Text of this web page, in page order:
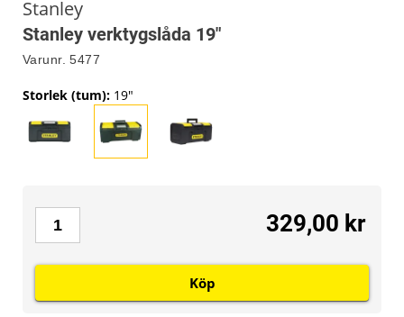
Stanley
Stanley verktygslåda 19"
Varunr. 5477
Storlek (tum): 19"
329,00 kr
Köp